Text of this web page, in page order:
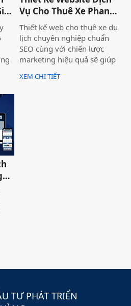
Vụ Cho Thuê Xe Phan
Thiết
Thiết kế web cho thuê xe du
lịch chuyên nghiệp chuẩn
SEO cùng với chiến lược
marketing hiệu quả sẽ giúp
doanh nghiệp của bạn gia
tăng doanh số bán hàng
XEM CHI TIẾT
tư
TƯ PHÁT TRIỂN